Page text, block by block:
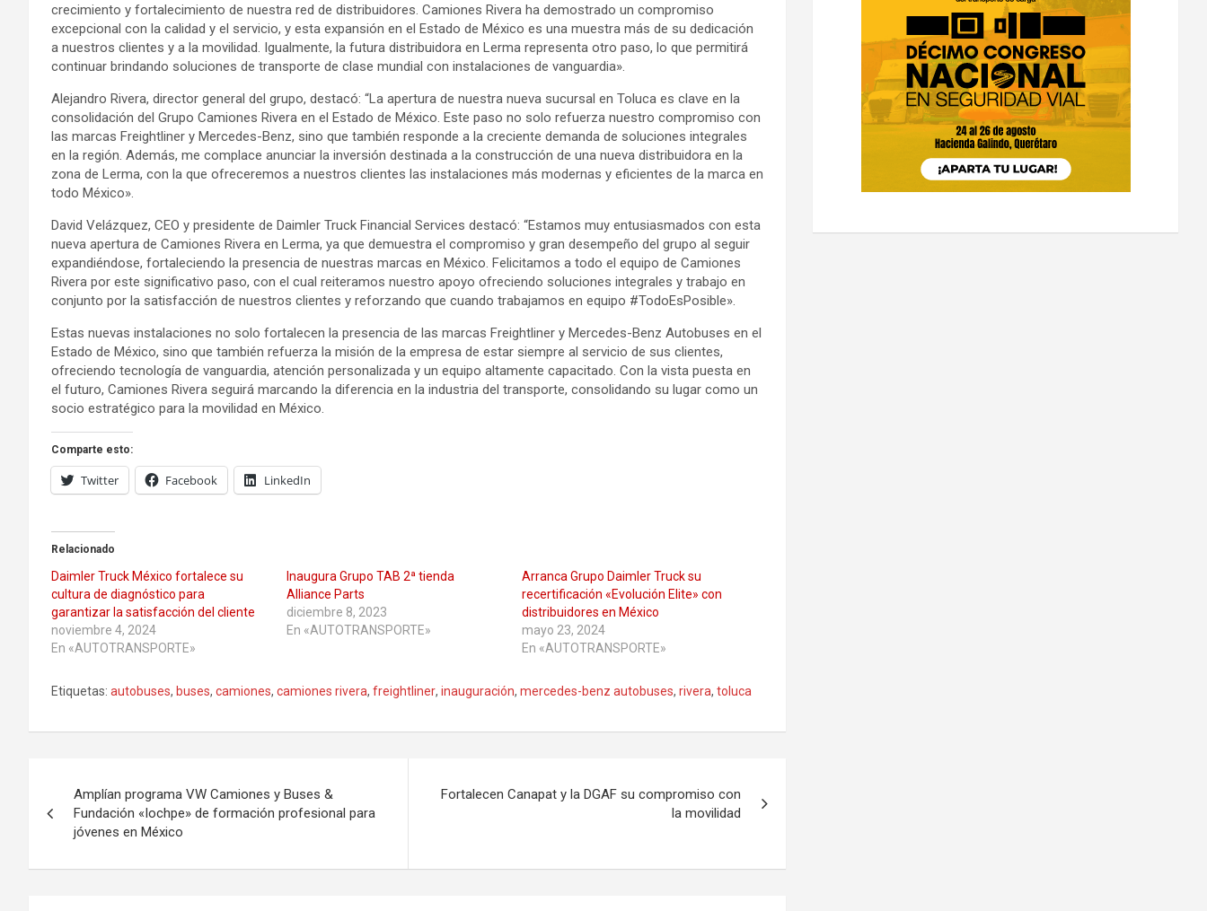
crecimiento y fortalecimiento de nuestra red de distribuidores. Camiones Rivera ha demostrado un compromiso
excepcional con la calidad y el servicio, y esta expansión en el Estado de México es una muestra más de su dedicación
a nuestros clientes y a la movilidad. Igualmente, la futura distribuidora en Lerma representa otro paso, lo que permitirá
continuar brindando soluciones de transporte de clase mundial con instalaciones de vanguardia».
Alejandro Rivera, director general del grupo, destacó: “La apertura de nuestra nueva sucursal en Toluca es clave en la
consolidación del Grupo Camiones Rivera en el Estado de México. Este paso no solo refuerza nuestro compromiso con
las marcas Freightliner y Mercedes-Benz, sino que también responde a la creciente demanda de soluciones integrales
en la región. Además, me complace anunciar la inversión destinada a la construcción de una nueva distribuidora en la
zona de Lerma, con la que ofreceremos a nuestros clientes las instalaciones más modernas y eficientes de la marca en
todo México».
David Velázquez, CEO y presidente de Daimler Truck Financial Services destacó: “Estamos muy entusiasmados con esta
nueva apertura de Camiones Rivera en Lerma, ya que demuestra el compromiso y gran desempeño del grupo al seguir
expandiéndose, fortaleciendo la presencia de nuestras marcas en México. Felicitamos a todo el equipo de Camiones
Rivera por este significativo paso, con el cual reiteramos nuestro apoyo ofreciendo soluciones integrales y trabajo en
conjunto por la satisfacción de nuestros clientes y reforzando que cuando trabajamos en equipo #TodoEsPosible».
Estas nuevas instalaciones no solo fortalecen la presencia de las marcas Freightliner y Mercedes-Benz Autobuses en el
Estado de México, sino que también refuerza la misión de la empresa de estar siempre al servicio de sus clientes,
ofreciendo tecnología de vanguardia, atención personalizada y un equipo altamente capacitado. Con la vista puesta en
el futuro, Camiones Rivera seguirá marcando la diferencia en la industria del transporte, consolidando su lugar como un
socio estratégico para la movilidad en México.
Comparte esto:
Twitter Facebook LinkedIn
Relacionado
Daimler Truck México fortalece su
cultura de diagnóstico para
garantizar la satisfacción del cliente
noviembre 4, 2024
En «AUTOTRANSPORTE»
Inaugura Grupo TAB 2ª tienda
Alliance Parts
diciembre 8, 2023
En «AUTOTRANSPORTE»
Arranca Grupo Daimler Truck su
recertificación «Evolución Elite» con
distribuidores en México
mayo 23, 2024
En «AUTOTRANSPORTE»
Etiquetas: autobuses, buses, camiones, camiones rivera, freightliner, inauguración, mercedes-benz autobuses, rivera, toluca
de
entradas
Amplían programa VW Camiones y Buses &
Fundación «Iochpe» de formación profesional para
jóvenes en México
Fortalecen Canapat y la DGAF su compromiso con
la movilidad